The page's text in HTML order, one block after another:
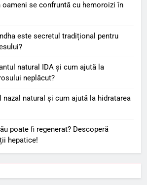
oameni se confruntă cu hemoroizi în
este secretul tradițional pentru
natural IDA și cum ajută la
neplăcut?
nazal natural și cum ajută la hidratarea
poate fi regenerat? Descoperă
hepatice!